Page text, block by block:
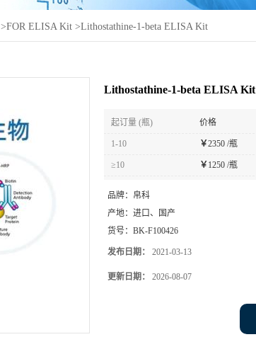
>FOR ELISA Kit >Lithostathine-1-beta ELISA Kit
Lithostathine-1-beta ELISA Kit
起订量 (瓶) 价格
1-10 ￥2350 /瓶
≥10 ￥1250 /瓶
品牌： 帛科
产地： 进口、国产
货号： BK-F100426
发布日期： 2021-03-13
更新日期： 2026-08-07